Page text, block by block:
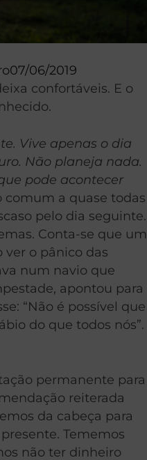
07/06/2019
confortáveis. E o
Vive apenas o dia
Não planeja nada.
pode acontecer
comum a quase todas
pelo dia seguinte.
Conta-se que um
ver o pânico das
num navio que
apontou para
“Não é possível que
do que todos nós”.
permanente para
reiterada
da cabeça para
Tememos
não ter dinheiro